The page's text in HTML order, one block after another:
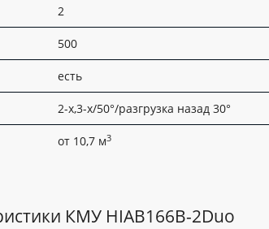
2
500
есть
2-х,3-х/50°/разгрузка назад 30°
от 10,7 м3
КМУ HIAB166B-2Duo